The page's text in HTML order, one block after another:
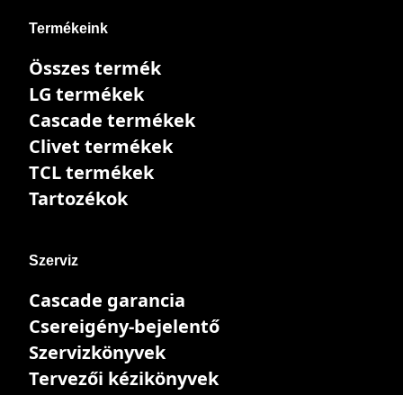
Termékeink
Összes termék
LG termékek
Cascade termékek
Clivet termékek
TCL termékek
Tartozékok
Szerviz
Cascade garancia
Csereigény-bejelentő
Szervizkönyvek
Tervezői kézikönyvek